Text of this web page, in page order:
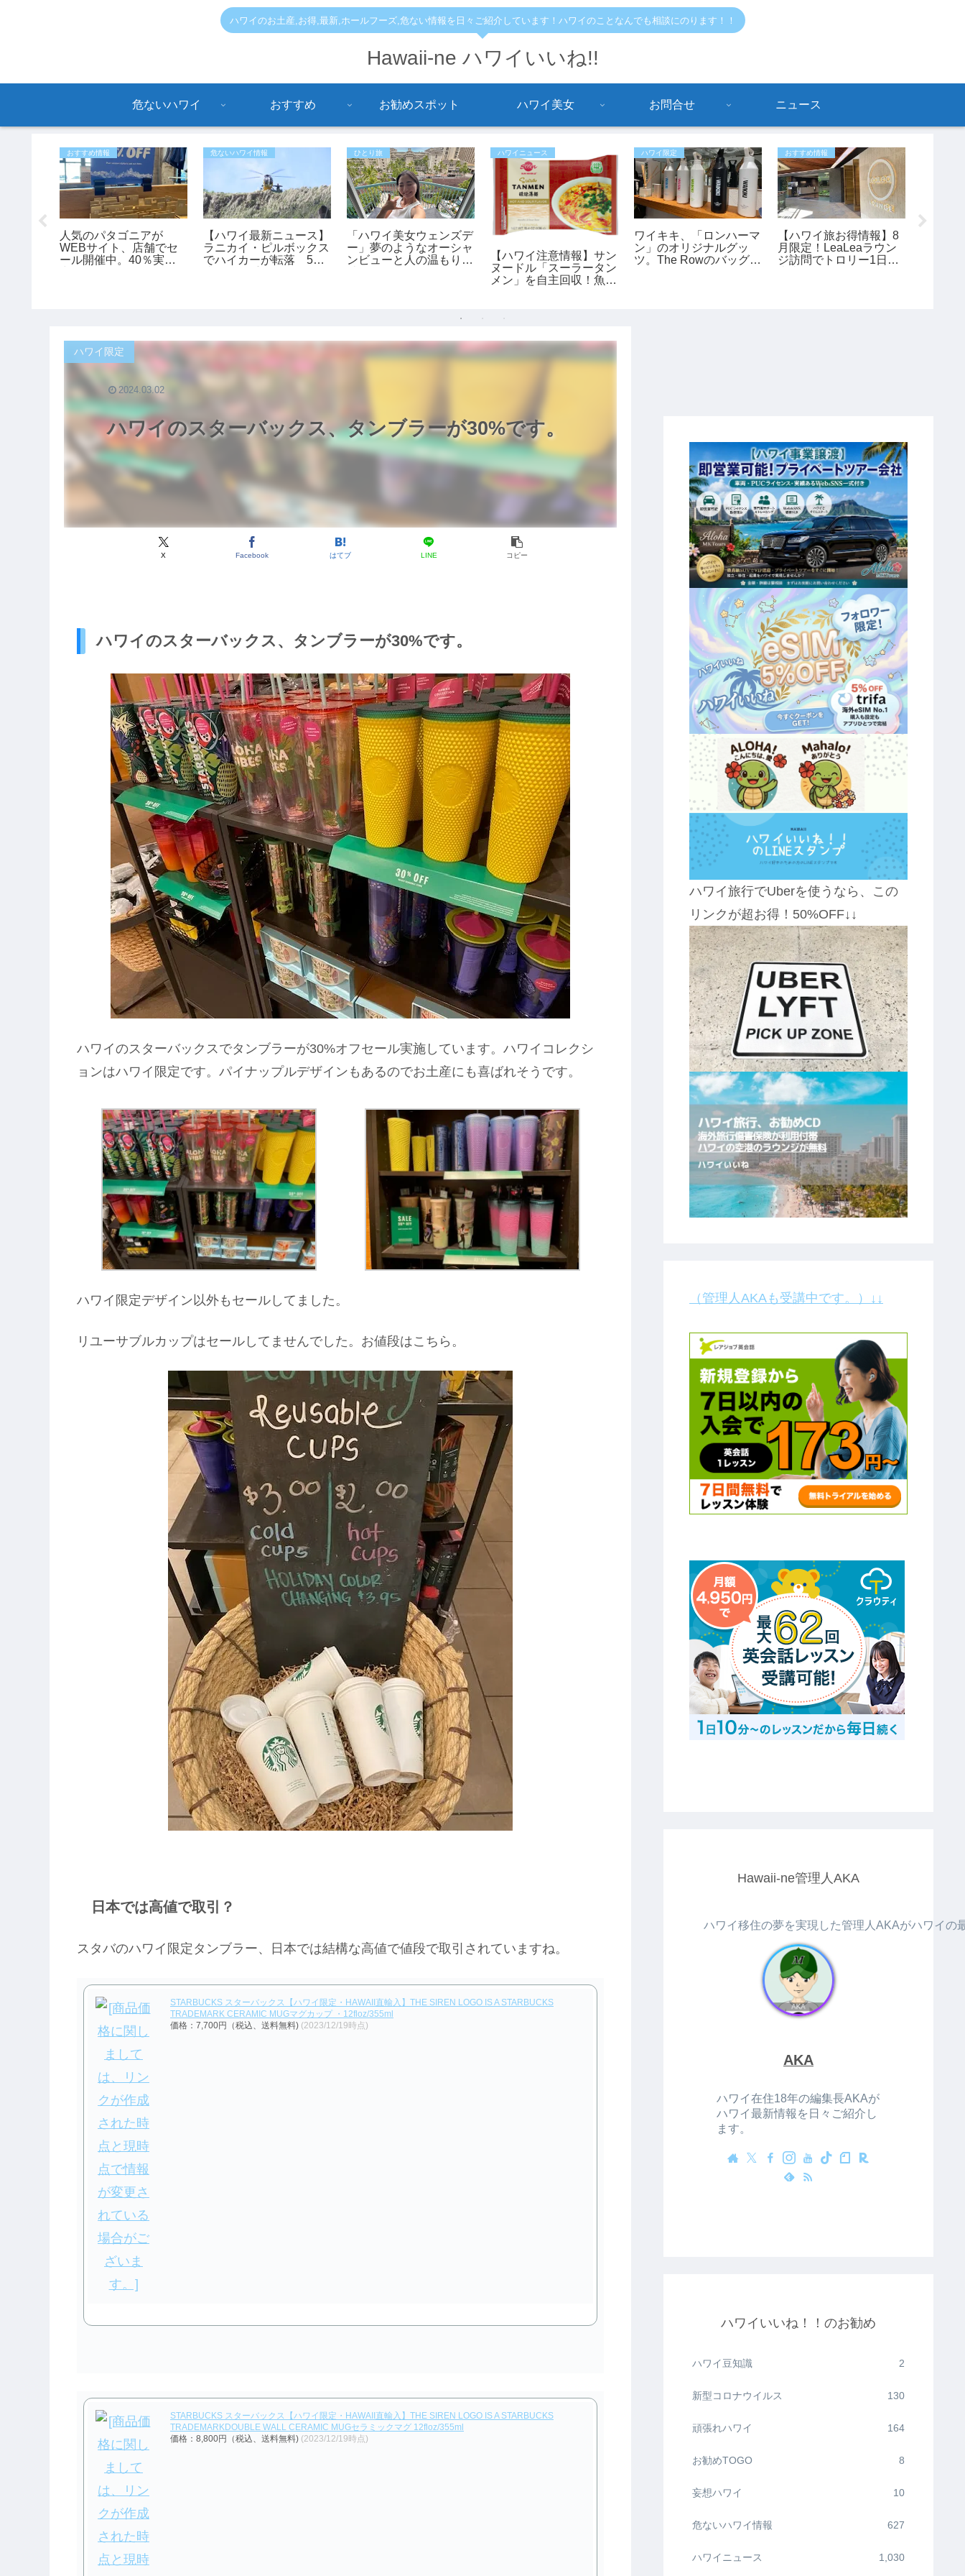
ハワイのお土産,お得,最新,ホールフーズ,危ない情報を日々ご紹介しています！ハワイのことなんでも相談にのります！！
Hawaii-ne ハワイいいね!!
危ないハワイ おすすめ お勧めスポット ハワイ美女 お問合せ ニュース
おすすめ情報
人気のパタゴニアが
WEBサイト、店舗でセ
ール開催中。40％実施
危ないハワイ情報
【ハワイ最新ニュース】
ラニカイ・ピルボックス
でハイカーが転落 53
ひとり旅
「ハワイ美女ウェンズデ
ー」夢のようなオーシャ
ンビューと人の温もりに
ハワイニュース
【ハワイ注意情報】サン
ヌードル「スーラータン
メン」を自主回収！魚ア
ハワイ限定
ワイキキ、「ロンハーマ
ン」のオリジナルグッ
ツ。The Rowのバッグも
おすすめ情報
【ハワイ旅お得情報】8
月限定！LeaLeaラウン
ジ訪問でトロリー1日乗
ハワイのスターバックス、タンブラーが30%です。
ハワイ限定
X Facebook はてブ LINE コピー
2024.03.02
ハワイのスターバックス、タンブラーが30%です。
ハワイのスターバックスでタンブラーが30%オフセール実施しています。ハワイコレクシ
ョンはハワイ限定です。パイナップルデザインもあるのでお土産にも喜ばれそうです。
ハワイ限定デザイン以外もセールしてました。
リユーサブルカップはセールしてませんでした。お値段はこちら。
日本では高値で取引？
スタバのハワイ限定タンブラー、日本では結構な高値で値段で取引されていますね。
STARBUCKS スターバックス【ハワイ限定・HAWAII直輸入】THE SIREN LOGO IS A STARBUCKS
TRADEMARK CERAMIC MUGマグカップ ・12floz/355ml
価格：7,700円（税込、送料無料) (2023/12/19時点)
STARBUCKS スターバックス【ハワイ限定・HAWAII直輸入】THE SIREN LOGO IS A STARBUCKS
TRADEMARKDOUBLE WALL CERAMIC MUGセラミックマグ 12floz/355ml
価格：8,800円（税込、送料無料) (2023/12/19時点)
ハワイ旅行でUberを使うなら、この
リンクが超お得！50%OFF↓↓
（管理人AKAも受講中です。）↓↓
Hawaii-ne管理人AKA
ハワイ移住の夢を実現した管理人AKAがハワイの
AKA
ハワイ在住18年の編集長AKAが
ハワイ最新情報を日々ご紹介し
ます。
ハワイいいね！！のお勧め
ハワイ豆知識 2
新型コロナウイルス 130
頑張れハワイ 164
お勧めTOGO 8
妄想ハワイ 10
危ないハワイ情報 627
ハワイニュース 1,030